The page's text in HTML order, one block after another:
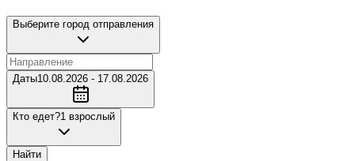
Выберите город отправления
Даты10.08.2026 - 17.08.2026
Кто едет?1 взрослый
Найти